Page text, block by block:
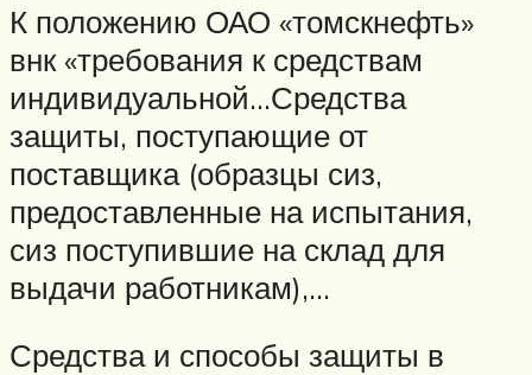
К положению ОАО «томскнефть»
внк «требования к средствам
индивидуальной…Средства
защиты, поступающие от
поставщика (образцы сиз,
предоставленные на испытания,
сиз поступившие на склад для
выдачи работникам),…
Средства и способы защиты в